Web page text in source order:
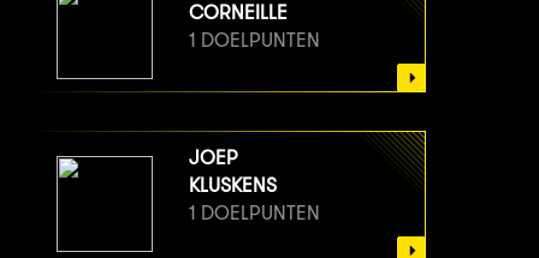
CORNEILLE
1 DOELPUNTEN
JOEP
KLUSKENS
1 DOELPUNTEN